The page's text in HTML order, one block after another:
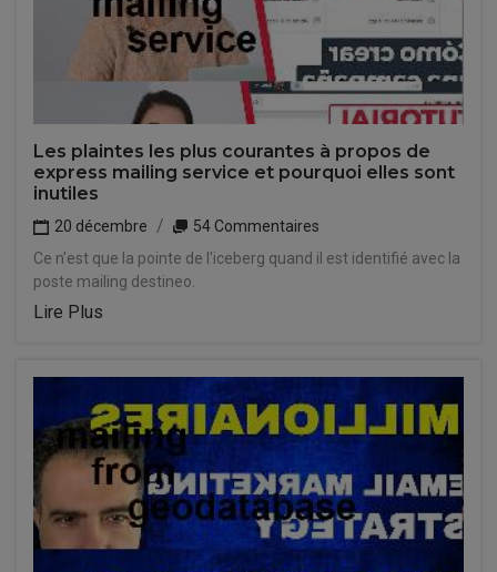
Les plaintes les plus courantes à propos de
express mailing service et pourquoi elles sont
inutiles
20 décembre
54 Commentaires
Ce n'est que la pointe de l'iceberg quand il est identifié avec la
poste mailing destineo.
Lire Plus